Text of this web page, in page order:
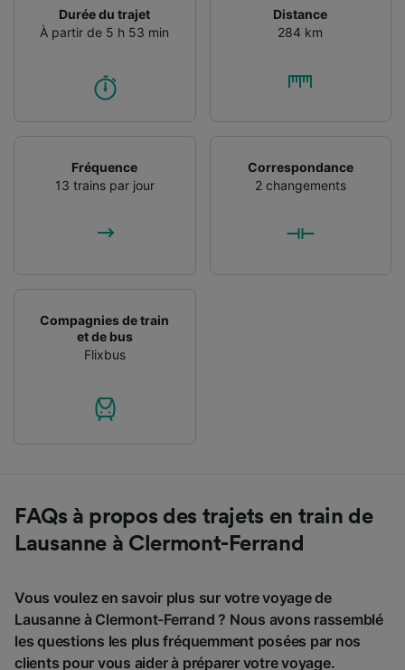
Durée du trajet
À partir de 5 h 53 min
Distance
284 km
Fréquence
13 trains par jour
Correspondance
2 changements
Compagnies de train
et de bus
Flixbus
FAQs à propos des trajets en train de
Lausanne à Clermont-Ferrand
Vous voulez en savoir plus sur votre voyage de
Lausanne à Clermont-Ferrand ? Nous avons rassemblé
les questions les plus fréquemment posées par nos
clients pour vous aider à préparer votre voyage.